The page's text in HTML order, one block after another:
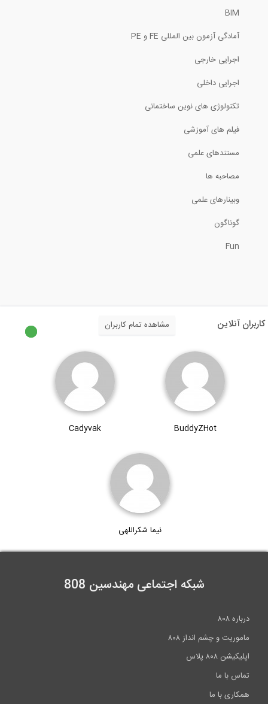
زیر ساخت ها چه هستند؟ قسمت پنجم-...
15:33
ساخت خانه های مدولار در کمتر از 24 ساعت
فاجعه ای که مهندسی را تغییر داد: فرو...
BIM
آمادگی آزمون بین المللی FE و PE
اجرایی خارجی
اجرایی داخلی
تکنولوژی های نوین ساختمانی
فیلم های آموزشی
مستندهای علمی
مصاحبه ها
وبینارهای علمی
گوناگون
Fun
کاربران آنلاین مشاهده تمام کاربران
BuddyZHot
Cadyvak
نیما شکراللهی
شبکه اجتماعی مهندسین 808
درباره ۸۰۸
ماموریت و چشم انداز ۸۰۸
اپلیکیشن ۸۰۸ پلاس
تماس با ما
همکاری با ما